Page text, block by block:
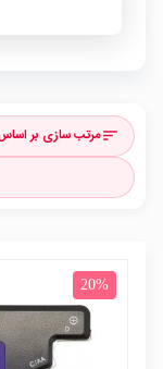
sortمرتب سازی بر
20%